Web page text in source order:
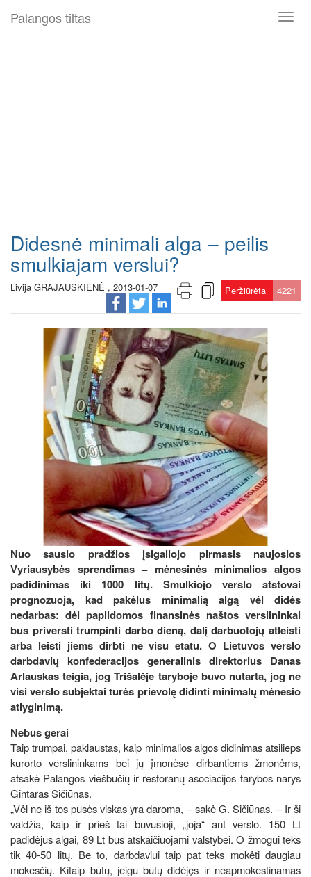
Toggle
Palangos tiltas
Didesnė minimali alga – peilis
smulkiajam verslui?
Livija GRAJAUSKIENĖ , 2013-01-07 Peržiūrėta 4221
Nuo sausio pradžios įsigaliojo pirmasis naujosios
Vyriausybės sprendimas – mėnesinės minimalios algos
padidinimas iki 1000 litų. Smulkiojo verslo atstovai
prognozuoja, kad pakėlus minimalią algą vėl didės
nedarbas: dėl papildomos finansinės naštos verslininkai
bus priversti trumpinti darbo dieną, dalį darbuotojų atleisti
arba leisti jiems dirbti ne visu etatu. O Lietuvos verslo
darbdavių konfederacijos generalinis direktorius Danas
Arlauskas teigia, jog Trišalėje taryboje buvo nutarta, jog ne
visi verslo subjektai turės prievolę didinti minimalų mėnesio
atlyginimą.
Nebus gerai
Taip trumpai, paklaustas, kaip minimalios algos didinimas atsilieps
kurorto verslininkams bei jų įmonėse dirbantiems žmonėms,
atsakė Palangos viešbučių ir restoranų asociacijos tarybos narys
Gintaras Sičiūnas.
„Vėl ne iš tos pusės viskas yra daroma, – sakė G. Sičiūnas. – Ir ši
valdžia, kaip ir prieš tai buvusioji, „joja“ ant verslo. 150 Lt
padidėjus algai, 89 Lt bus atskaičiuojami valstybei. O žmogui teks
tik 40-50 litų. Be to, darbdaviui taip pat teks mokėti daugiau
mokesčių. Kitaip būtų, jeigu būtų didėjęs ir neapmokestinamas